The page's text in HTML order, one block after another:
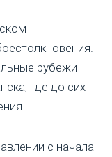
рубежи
где до сих
с начала